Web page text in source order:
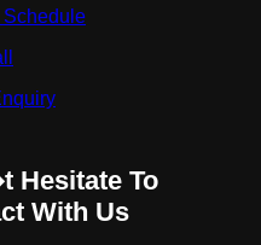
Schedule
Hesitate To
With Us